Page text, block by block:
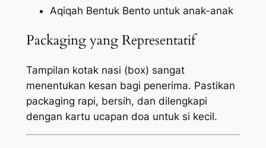
Aqiqah Bentuk Bento untuk anak-anak
Packaging yang Representatif
Tampilan kotak nasi (box) sangat
menentukan kesan bagi penerima. Pastikan
packaging rapi, bersih, dan dilengkapi
dengan kartu ucapan doa untuk si kecil.